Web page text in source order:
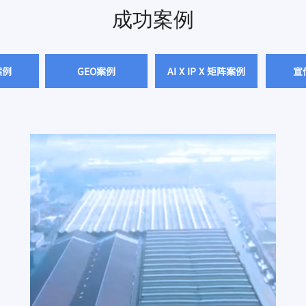
成功案例
宣
AI X IP X 矩阵案例
GEO案例